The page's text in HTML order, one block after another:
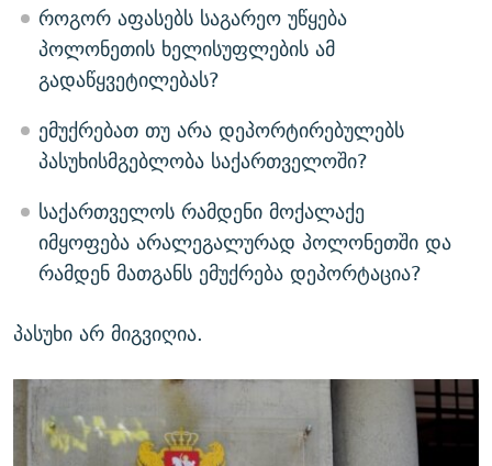
როგორ აფასებს საგარეო უწყება
პოლონეთის ხელისუფლების ამ
გადაწყვეტილებას?
ემუქრებათ თუ არა დეპორტირებულებს
პასუხისმგებლობა საქართველოში?
საქართველოს რამდენი მოქალაქე
იმყოფება არალეგალურად პოლონეთში და
რამდენ მათგანს ემუქრება დეპორტაცია?
პასუხი არ მიგვიღია.